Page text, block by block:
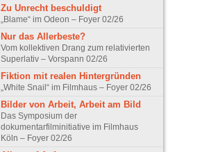
Zu Unrecht beschuldigt
„Blame“ im Odeon – Foyer 02/26
Nur das Allerbeste?
Vom kollektiven Drang zum relativierten
Superlativ – Vorspann 02/26
Fiktion mit realen Hintergründen
„White Snail“ im Filmhaus – Foyer 02/26
Bilder von Arbeit, Arbeit am Bild
Das Symposium der
dokumentarfilminitiative im Filmhaus
Köln – Foyer 02/26